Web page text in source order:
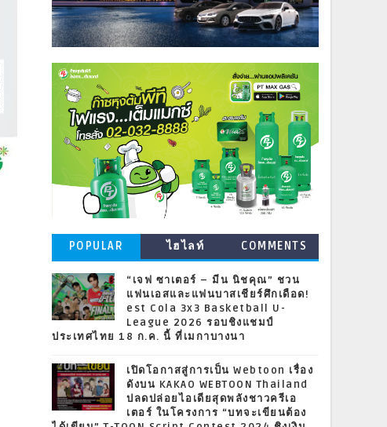
POPULAR ไฮไลท์ COMMENTS
“เจฟ ซาเตอร์ – มีน นิชคุณ” ชวน
แฟนเอสและแฟนบาสเชียร์ศึกเดือด!
est Cola 3x3 Basketball U-
League 2026 รอบชิงแชมป์
ประเทศไทย 18 ก.ค. นี้ ที่เมกาบางนา
เปิดโอกาสสู่การเป็น Webtoon เรื่อง
ดังบน KAKAO WEBTOON Thailand
ปลดปล่อยไอเดียสุดพลังชาวครีเอ
เตอร์ ในโครงการ “บทจะเขียนต้อง